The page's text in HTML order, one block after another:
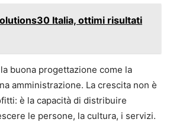
Italia, ottimi risultati
buona progettazione come la
amministrazione. La crescita non è
è la capacità di distribuire
le persone, la cultura, i servizi.